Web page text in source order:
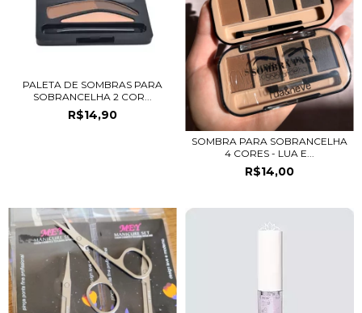
PALETA DE SOMBRAS PARA
SOBRANCELHA 2 COR...
R$14,90
SOMBRA PARA SOBRANCELHA
4 CORES - LUA E...
R$14,00